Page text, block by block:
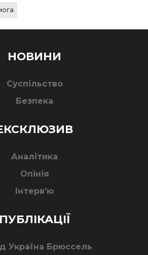
НОВИНИ
Суспільство
Безпека
Аналітика
Опінія
Інтерв’ю
ПУБЛІКАЦІЇ
Україна Брюссель